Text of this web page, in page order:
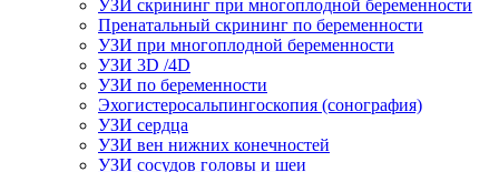
УЗИ скрининг при многоплодной беременности
Пренатальный скрининг по беременности
УЗИ при многоплодной беременности
УЗИ 3D /4D
УЗИ по беременности
Эхогистеросальпингоскопия (сонография)
УЗИ сердца
УЗИ вен нижних конечностей
УЗИ сосудов головы и шеи